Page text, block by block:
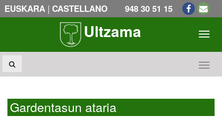
EUSKARA | CASTELLANO 948 30 51 15
Ultzama
Gardentasun ataria